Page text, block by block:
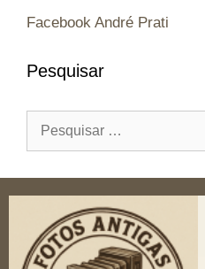
Facebook André Prati
Pesquisar
Pesquisar
por: